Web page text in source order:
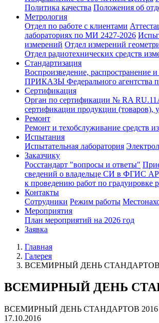
Политика качества Положения об
Метрология
Отдел по работе с клиентами
лабораториях по МИ 2427-2026
измерений Отдел измерений
Отдел радиотехнических средств
Стандартизация
Воспроизведение, распространение
ПРИКАЗЫ Федерального агентства
Сертификация
Орган по сертификации № RA
сертификации продукции (товаров),
Ремонт
Ремонт и техобслуживание средств
Испытания
Испытательная лаборатория
Заказчику
Росстандарт "вопросы и ответы"
сведений о владельце СИ в ФГИС
к проведению работ по градуировке
Контакты
Сотрудники Режим работы
Мероприятия
План мероприятий на 2026 год
Заявка
Главная
Галерея
ВСЕМИРНЫЙ ДЕНЬ СТАНДАРТОВ
ВСЕМИРНЫЙ ДЕНЬ
ВСЕМИРНЫЙ ДЕНЬ СТАНДАРТОВ 2016
17.10.2016